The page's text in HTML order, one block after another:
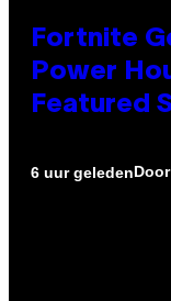
Fortnite
Power
Featured
6 uur geledenDoor